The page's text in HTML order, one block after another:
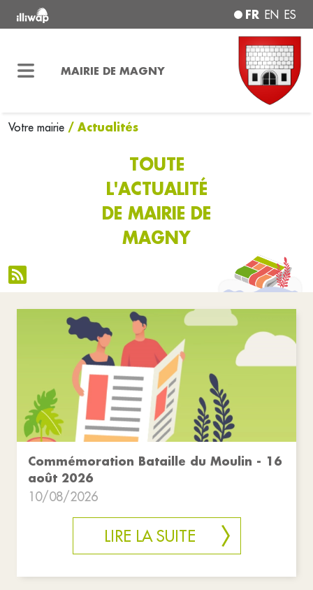
FR EN ES
MAIRIE DE MAGNY
Votre mairie / Actualités
TOUTE
L'ACTUALITÉ
DE MAIRIE DE
MAGNY
Commémoration Bataille du Moulin - 16
août 2026
10/08/2026
LIRE LA SUITE